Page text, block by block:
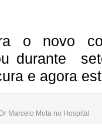
o novo
durante
e agora
Dr Marcelo Mota no Hospital